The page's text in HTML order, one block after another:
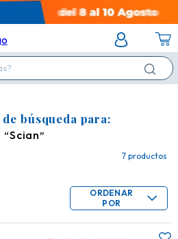
búsqueda para:
Scian
7 productos
ORDENAR
POR